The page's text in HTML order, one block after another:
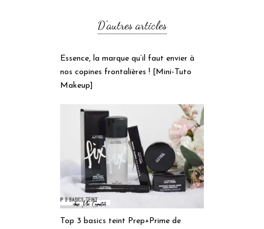
D'autres articles
Essence, la marque qu’il faut envier à
nos copines frontalières ! [Mini-Tuto
Makeup]
Top 3 basics teint Prep+Prime de